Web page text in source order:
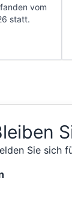
vom
statt.
Sie sich